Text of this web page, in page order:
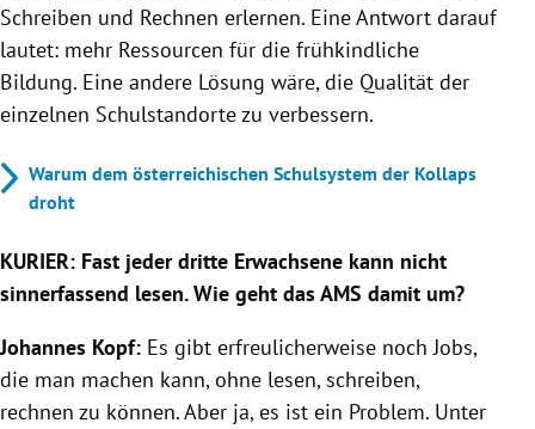
Schreiben und Rechnen erlernen. Eine Antwort darauf
lautet: mehr Ressourcen für die frühkindliche
Bildung. Eine andere Lösung wäre, die Qualität der
einzelnen Schulstandorte zu verbessern.
Warum dem österreichischen Schulsystem der Kollaps
droht
KURIER: Fast jeder dritte Erwachsene kann nicht
sinnerfassend lesen. Wie geht das AMS damit um?
Johannes Kopf: Es gibt erfreulicherweise noch Jobs,
die man machen kann, ohne lesen, schreiben,
rechnen zu können. Aber ja, es ist ein Problem. Unter